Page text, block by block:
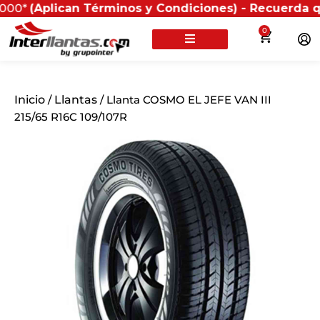
Términos y Condiciones) - Recuerda que si
0
Inicio / Llantas / Llanta COSMO EL JEFE VAN III
215/65 R16C 109/107R